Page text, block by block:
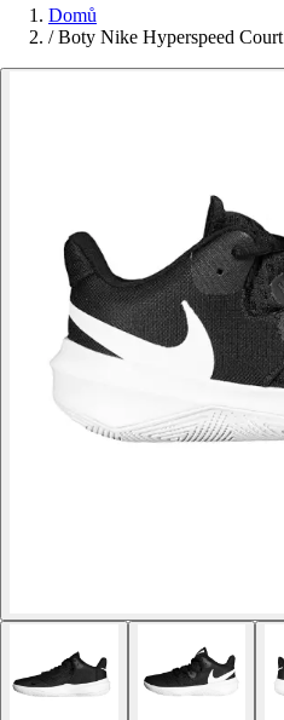
Domů
/ Boty Nike Hyperspeed Court